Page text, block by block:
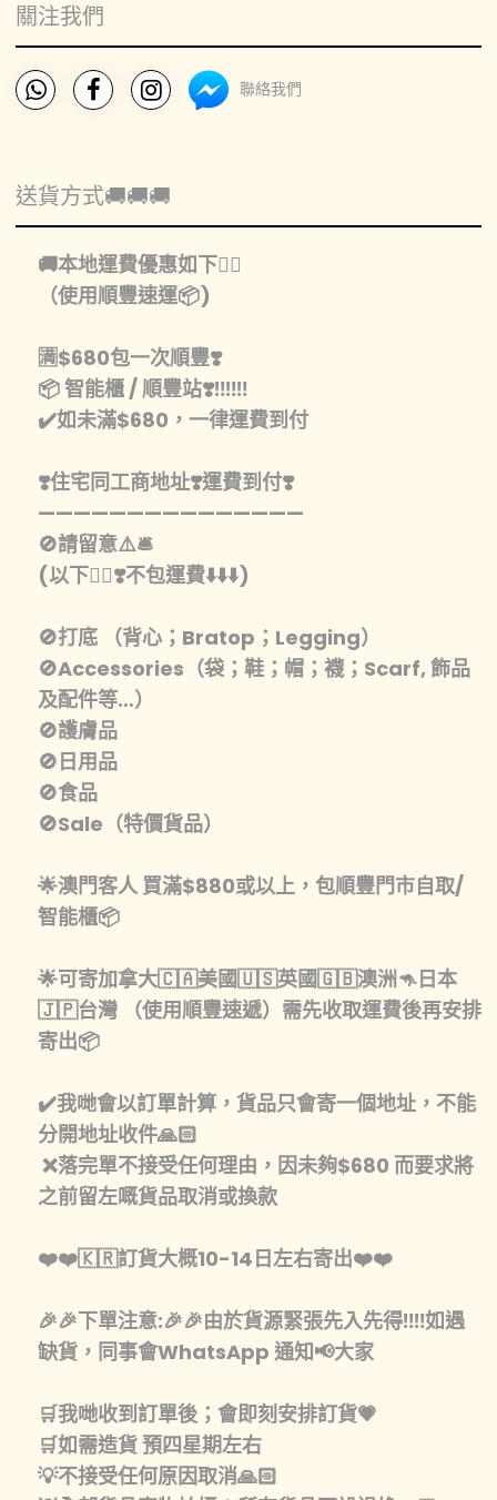
關注我們
聯絡我們
送貨方式🚚🚚🚚
🚚本地運費優惠如下👇🏻
（使用順豐速運📦)
🈵️$680包一次順豐❣️
📦 智能櫃 / 順豐站❣️‼️‼️‼️
✔️如未滿$680，一律運費到付
❣️住宅同工商地址❣️運費到付❣️
———————————————
🚫請留意⚠️🛎️
(以下👇🏾❣️不包運費⬇️⬇️⬇️)
🚫打底 （背心；Bratop；Legging）
🚫Accessories（袋；鞋；帽；襪；Scarf, 飾品
及配件等…）
🚫護膚品
🚫日用品
🚫食品
🚫Sale（特價貨品）
🌟澳門客人 買滿$880或以上，包順豐門市自取/
智能櫃📦
🌟可寄加拿大🇨🇦美國🇺🇸英國🇬🇧澳洲🦘日本
🇯🇵台灣 （使用順豐速遞）需先收取運費後再安排
寄出📦
✔️我哋會以訂單計算，貨品只會寄一個地址，不能
分開地址收件🙏🏻
❌落完單不接受任何理由，因未夠$680 而要求將
之前留左嘅貨品取消或換款
❤️❤️🇰🇷訂貨大概10-14日左右寄出❤️❤️
🎉🎉下單注意:🎉🎉由於貨源緊張先入先得‼️‼️如遇
缺貨，同事會WhatsApp 通知📢大家
🛒我哋收到訂單後；會即刻安排訂貨💗
🛒如需造貨 預四星期左右
💡不接受任何原因取消🙏🏻